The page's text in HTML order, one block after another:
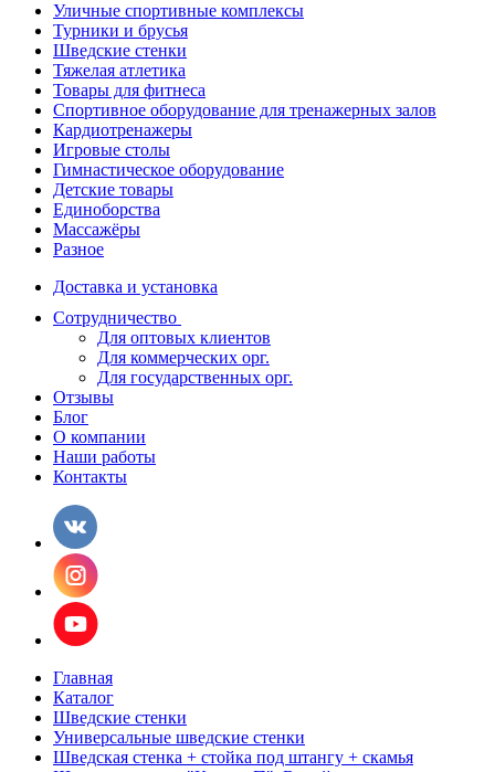
Уличные спортивные комплексы
Турники и брусья
Шведские стенки
Тяжелая атлетика
Товары для фитнеса
Спортивное оборудование для тренажерных залов
Кардиотренажеры
Игровые столы
Гимнастическое оборудование
Детские товары
Единоборства
Массажёры
Разное
Доставка и установка
Сотрудничество
Для оптовых клиентов
Для коммерческих орг.
Для государственных орг.
Отзывы
Блог
О компании
Наши работы
Контакты
Главная
Каталог
Шведские стенки
Универсальные шведские стенки
Шведская стенка + стойка под штангу + скамья